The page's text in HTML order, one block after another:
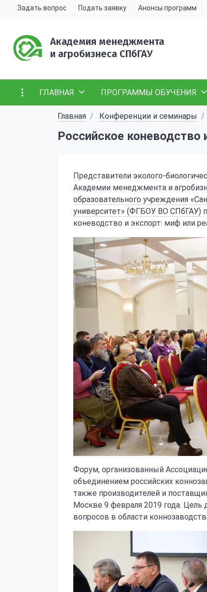
Задать вопрос Подать заявку Анонсы программ
Академия менеджмента
и агробизнеса СПбГАУ
ГЛАВНАЯ ПРОГРАММЫ ОБУЧЕНИЯ
Главная Конференции и семинары
Российское коневодство
Представители эколого-
Академии менеджмента и
образовательного учреждения
университет» (ФГБОУ ВО СПбГАУ)
коневодство и экспорт: миф или
Форум, организованный
объединением российских
также производителей и
Москве 9 февраля 2019 года. Цель
вопросов в области